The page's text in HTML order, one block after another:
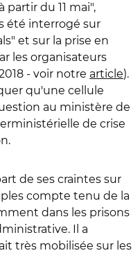
du 11 mai",
été interrogé sur
et sur la prise en
les organisateurs
- voir notre article).
qu'une cellule
au ministère de
de crise
de ses craintes sur
compte tenu de la
dans les prisons
Il a
très mobilisée sur les